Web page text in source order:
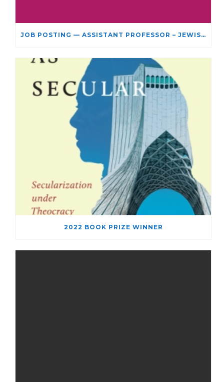
JOB POSTING — ASSISTANT PROFESSOR – JEWISH STUDIES
2022 BOOK PRIZE WINNER